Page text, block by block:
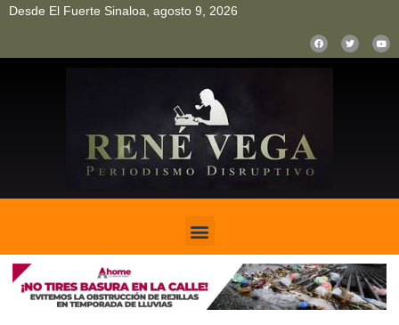
Desde El Fuerte Sinaloa, agosto 9, 2026